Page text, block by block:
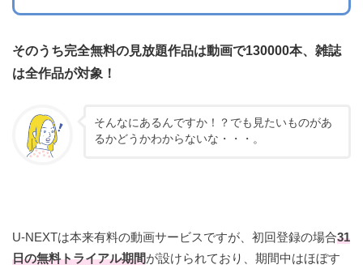
そのうち完全無料の見放題作品は動画で130000本、雑誌
は全作品が対象！
そんなにあるんですか！？でも見たいものがあ
るかどうかわからないな・・・。
U-NEXTは本来有料の動画サービスですが、初回登録の場合31
日の無料トライアル期間が設けられており、期間中はほぼす